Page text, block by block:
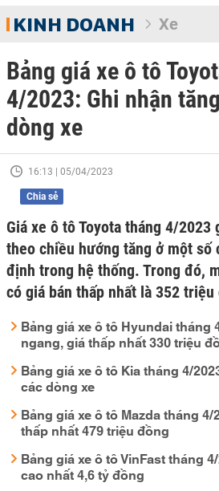
KINH DOANH Xe
Bảng giá xe ô tô
4/2023: Ghi nhận
dòng xe
16:13 | 05/04/2023
Chia sẻ
Giá xe ô tô Toyota tháng 4/2023
theo chiều hướng tăng ở một số
định trong hệ thống. Trong đó,
có giá bán thấp nhất là 352 triệu
Bảng giá xe ô tô Hyundai tháng
ngang, giá thấp nhất 330 triệu
Bảng giá xe ô tô Kia tháng 4/
các dòng xe
Bảng giá xe ô tô Mazda tháng
thấp nhất 479 triệu đồng
Bảng giá xe ô tô VinFast tháng
cao nhất 4,6 tỷ đồng